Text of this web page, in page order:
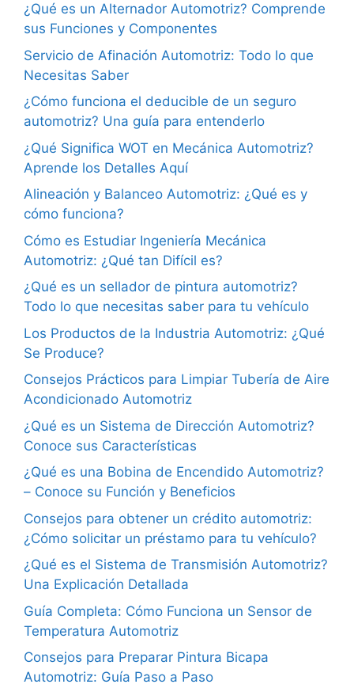
¿Qué es un Alternador Automotriz? Comprende
sus Funciones y Componentes
Servicio de Afinación Automotriz: Todo lo que
Necesitas Saber
¿Cómo funciona el deducible de un seguro
automotriz? Una guía para entenderlo
¿Qué Significa WOT en Mecánica Automotriz?
Aprende los Detalles Aquí
Alineación y Balanceo Automotriz: ¿Qué es y
cómo funciona?
Cómo es Estudiar Ingeniería Mecánica
Automotriz: ¿Qué tan Difícil es?
¿Qué es un sellador de pintura automotriz?
Todo lo que necesitas saber para tu vehículo
Los Productos de la Industria Automotriz: ¿Qué
Se Produce?
Consejos Prácticos para Limpiar Tubería de Aire
Acondicionado Automotriz
¿Qué es un Sistema de Dirección Automotriz?
Conoce sus Características
¿Qué es una Bobina de Encendido Automotriz?
– Conoce su Función y Beneficios
Consejos para obtener un crédito automotriz:
¿Cómo solicitar un préstamo para tu vehículo?
¿Qué es el Sistema de Transmisión Automotriz?
Una Explicación Detallada
Guía Completa: Cómo Funciona un Sensor de
Temperatura Automotriz
Consejos para Preparar Pintura Bicapa
Automotriz: Guía Paso a Paso